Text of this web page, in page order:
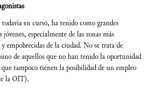
en curso, ha tenido como grandes
especialmente de las zonas más
empobrecidas de la ciudad. No se trata de
de aquellos que no han tenido la oportunidad
tampoco tienen la posibilidad de un empleo
la OIT).